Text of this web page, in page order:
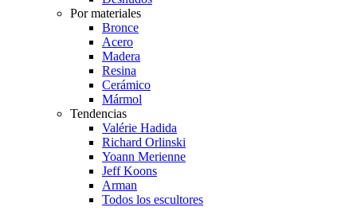
Por materiales
Bronce
Acero
Madera
Resina
Cerámico
Mármol
Tendencias
Valérie Hadida
Richard Orlinski
Yoann Merienne
Jeff Koons
Arman
Todos los escultores